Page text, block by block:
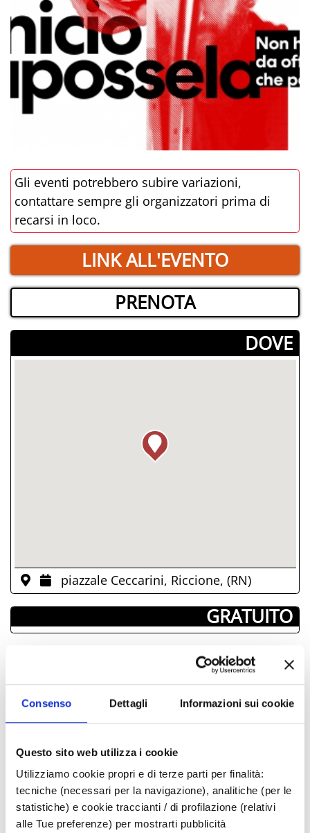
Consenso Dettagli Informazioni sui cookie
Questo sito web utilizza i cookie
Utilizziamo cookie propri e di terze parti per finalità:
tecniche (necessari per la navigazione), analitiche (per le
statistiche) e cookie traccianti / di profilazione (relativi
alle Tue preferenze) per mostrarti pubblicità
Gli eventi potrebbero subire variazioni,
contattare sempre gli organizzatori prima di
recarsi in loco.
LINK ALL'EVENTO
PRENOTA
­DOVE
piazzale Ceccarini, Riccione, (RN)
­ GRATUITO
GIORNI & ORARI
03
04 05 06 07
10
11 12 13 14 15
16
17
18 19 20 21 22
23
25 28